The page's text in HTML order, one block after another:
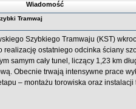
Wiadomość
Tramwaj
Szybkiego Tramwaju (KST)
realizację ostatniego odcinka ściany
samym cały tunel, liczący 1,23 km
Obecnie trwają intensywne prace
– montażu torowiska oraz instalacji